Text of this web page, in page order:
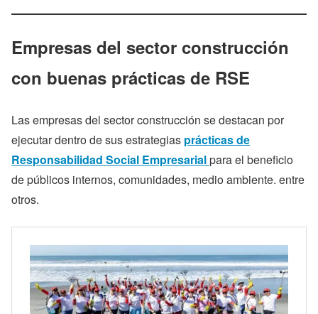
Empresas del sector construcción
con buenas prácticas de RSE
Las empresas del sector construcción se destacan por
ejecutar dentro de sus estrategias prácticas de
Responsabilidad Social Empresarialpara el beneficio
de públicos internos, comunidades, medio ambiente. entre
otros.